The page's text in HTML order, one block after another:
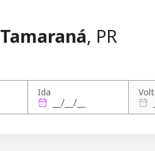
Tamaraná, PR
Ida